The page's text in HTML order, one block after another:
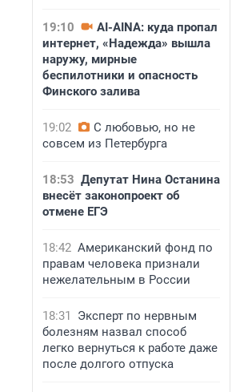
19:10
AI-AINA: куда пропал
интернет, «Надежда» вышла
наружу, мирные
беспилотники и опасность
Финского залива
19:02
С любовью, но не
совсем из Петербурга
18:53 Депутат Нина Останина
внесёт законопроект об
отмене ЕГЭ
18:42 Американский фонд по
правам человека признали
нежелательным в России
18:31
Эксперт по нервным
болезням назвал способ
легко вернуться к работе даже
после долгого отпуска